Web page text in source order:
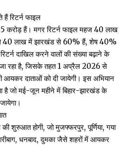
रिटर्न फाइल
करोड़ हैं। मगर रिटर्न फाइल महज 40 लाख
40 लाख में झारखंड से 60% हैं, शेष 40%
दाखिल करने वालों की संख्या बढ़ाने के
जा रहा है, जिसके तहत 1 अप्रैल 2026 से
दाताओं को दी जायेगी। इस अभियान
है जो मई-जून महीने में बिहार-झारखंड के
शुरुआत होगी, जो मुजफ्फरपुर, पूर्णिया, गया
धनबाद, दुमका जैसे शहरों में आयकर